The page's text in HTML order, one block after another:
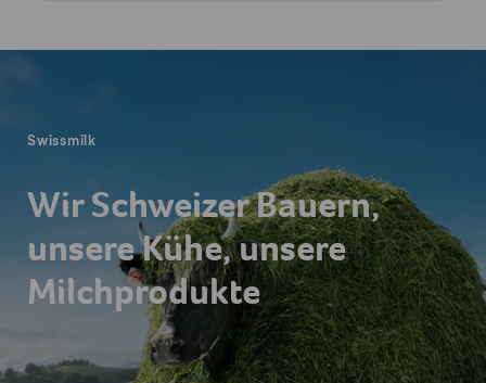
Swissmilk
Wir Schweizer Bauern,
unsere Kühe, unsere
Milchprodukte